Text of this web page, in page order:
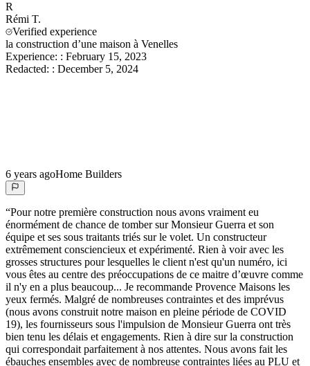
R
Rémi T.
Verified experience
la construction d’une maison à Venelles
Experience: : February 15, 2023
Redacted: : December 5, 2024
6 years agoHome Builders
“Pour notre première construction nous avons vraiment eu
énormément de chance de tomber sur Monsieur Guerra et son
équipe et ses sous traitants triés sur le volet. Un constructeur
extrêmement consciencieux et expérimenté. Rien à voir avec les
grosses structures pour lesquelles le client n'est qu'un numéro, ici
vous êtes au centre des préoccupations de ce maitre d’œuvre comme
il n'y en a plus beaucoup... Je recommande Provence Maisons les
yeux fermés. Malgré de nombreuses contraintes et des imprévus
(nous avons construit notre maison en pleine période de COVID
19), les fournisseurs sous l'impulsion de Monsieur Guerra ont très
bien tenu les délais et engagements. Rien à dire sur la construction
qui correspondait parfaitement à nos attentes. Nous avons fait les
ébauches ensembles avec de nombreuse contraintes liées au PLU et